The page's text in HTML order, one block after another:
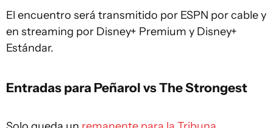
El encuentro será transmitido por ESPN por cable y
en streaming por Disney+ Premium y Disney+
Estándar.
Entradas para Peñarol vs The Strongest